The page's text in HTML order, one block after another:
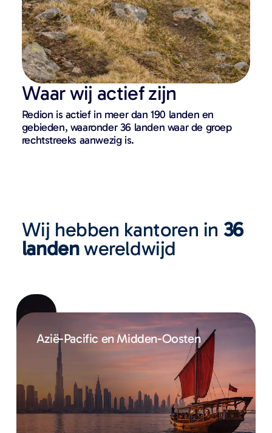
Waar wij actief zijn
Redion is actief in meer dan 190 landen en
gebieden, waaronder 36 landen waar de groep
rechtstreeks aanwezig is.
Wij hebben kantoren in 36
landenwereldwijd
Azië-Pacific en Midden-Oosten